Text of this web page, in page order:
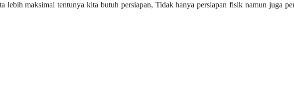
lebih maksimal tentunya kita butuh persiapan, Tidak hanya persiapan fisik namun juga